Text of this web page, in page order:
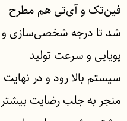
فین‌تک و آی‌تی هم مطرح
شد تا درجه شخصی‌سازی و
پویایی و سرعت تولید
سیستم بالا رود و در نهایت
منجر به جلب رضایت بیشتر